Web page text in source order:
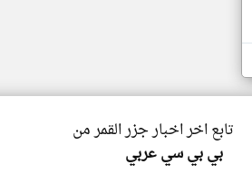
تابع اخر اخبار جزر القمر من
بي بي سي عربي